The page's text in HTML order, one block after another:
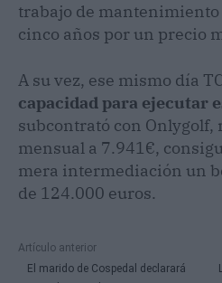
trabajo de
cinco años por un precio
A su vez, ese mismo día
capacidad para ejecutar
subcontrató con Onlygolf,
mensual a 7.941€,
mera intermediación un
de 124.000 euros.
Artículo anterior
El marido de Cospedal declarará